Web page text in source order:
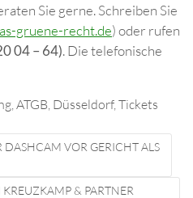
Sie gerne. Schreiben Sie
gruene-recht.de) oder rufen
04 – 64). Die telefonische
ATGB Düsseldorf, Tickets
VOR GERICHT ALS
& PARTNER